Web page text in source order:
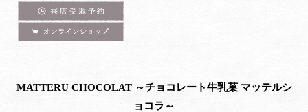
MATTERU CHOCOLAT ～チョコレート牛乳菓 マッテルシ
ョコラ～